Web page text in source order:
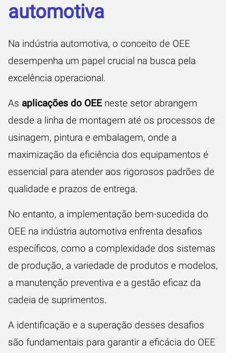
automotiva
Na indústria automotiva, o conceito de OEE
desempenha um papel crucial na busca pela
excelência operacional.
As aplicações do OEE neste setor abrangem
desde a linha de montagem até os processos de
usinagem, pintura e embalagem, onde a
maximização da eficiência dos equipamentos é
essencial para atender aos rigorosos padrões de
qualidade e prazos de entrega.
No entanto, a implementação bem-sucedida do
OEE na indústria automotiva enfrenta desafios
específicos, como a complexidade dos sistemas
de produção, a variedade de produtos e modelos,
a manutenção preventiva e a gestão eficaz da
cadeia de suprimentos.
A identificação e a superação desses desafios
são fundamentais para garantir a eficácia do OEE